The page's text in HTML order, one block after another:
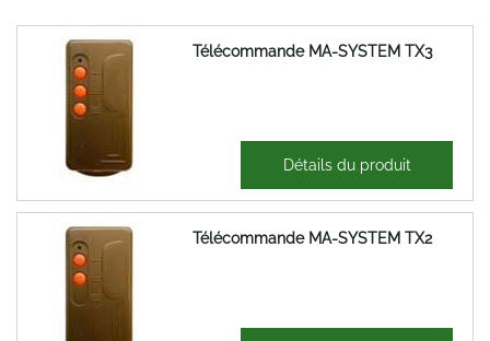
Télécommande MA-SYSTEM TX3
44,43 €
Détails du produit
Télécommande MA-SYSTEM TX2